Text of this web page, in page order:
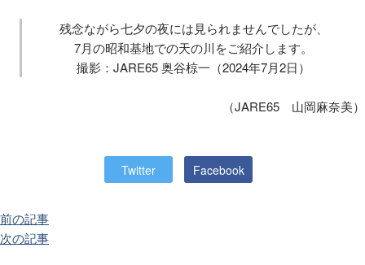
残念ながら七夕の夜には見られませんでしたが、
7月の昭和基地での天の川をご紹介します。
撮影：JARE65 奥谷椋一（2024年7月2日）
（JARE65 山岡麻奈美）
Twitter Facebook
前の記事
次の記事